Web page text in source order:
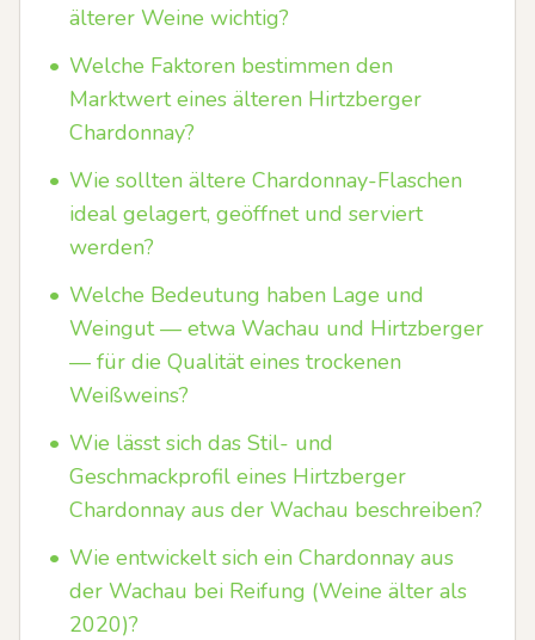
älterer Weine wichtig?
• Welche Faktoren bestimmen den
Marktwert eines älteren Hirtzberger
Chardonnay?
• Wie sollten ältere Chardonnay-Flaschen
ideal gelagert, geöffnet und serviert
werden?
• Welche Bedeutung haben Lage und
Weingut — etwa Wachau und Hirtzberger
— für die Qualität eines trockenen
Weißweins?
• Wie lässt sich das Stil- und
Geschmackprofil eines Hirtzberger
Chardonnay aus der Wachau beschreiben?
• Wie entwickelt sich ein Chardonnay aus
der Wachau bei Reifung (Weine älter als
2020)?